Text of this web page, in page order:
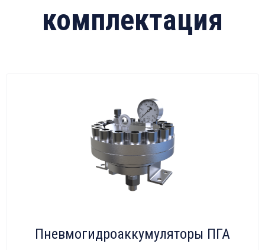
комплектация
Пневмогидроаккумуляторы ПГА